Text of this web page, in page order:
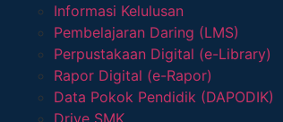
Informasi Kelulusan
Pembelajaran Daring (LMS)
Perpustakaan Digital (e-Library)
Rapor Digital (e-Rapor)
Data Pokok Pendidik (DAPODIK)